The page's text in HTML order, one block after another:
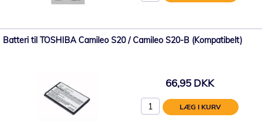
Batteri til TOSHIBA Camileo S20 / Camileo S20-B (Kompatibelt)
66,95 DKK
LÆG I KURV